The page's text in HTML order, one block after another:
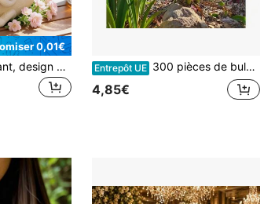
0,01€
Pot de fleurs souriant, design de guitare mignon, avec trou de drainage, pot de fleurs amusant et petit, convient pour les succulentes d'intérieur, cadeau unique pour les amateurs de plantes
Entrepôt UE 300 pièces de bulbes d'amaryllis – une fleur qui ressemble à une flamme ardente, une fée de balcon avec de grandes fleurs colorées.
4,85€